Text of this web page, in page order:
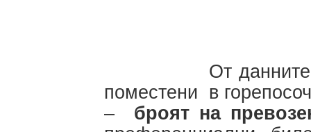
От данните,
поместени в
– броят на